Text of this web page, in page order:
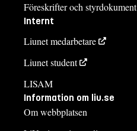
Föreskrifter och styrdokument
Internt
Liunet medarbetare
Liunet student
LISAM
Information om liu.se
Om webbplatsen